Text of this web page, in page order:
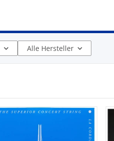
Alle Hersteller